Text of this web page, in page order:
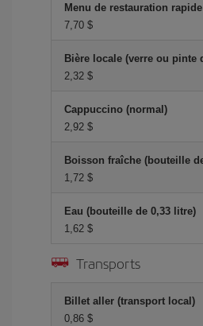
Menu de restauration rapide
7,70 $
Bière locale (verre ou pinte
2,32 $
Cappuccino (normal)
2,92 $
Boisson fraîche (bouteille
1,72 $
Eau (bouteille de 0,33 litre)
1,62 $
Transports
Billet aller (transport local)
0,86 $